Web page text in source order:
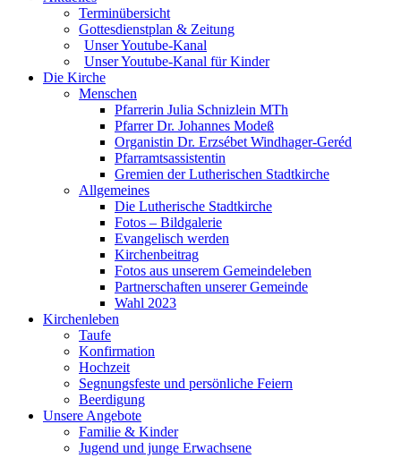
Terminübersicht
Gottesdienstplan & Zeitung
Unser Youtube-Kanal
Unser Youtube-Kanal für Kinder
Die Kirche
Menschen
Pfarrerin Julia Schnizlein MTh
Pfarrer Dr. Johannes Modeß
Organistin Dr. Erzsébet Windhager-Geréd
Pfarramtsassistentin
Gremien der Lutherischen Stadtkirche
Allgemeines
Die Lutherische Stadtkirche
Fotos – Bildgalerie
Evangelisch werden
Kirchenbeitrag
Fotos aus unserem Gemeindeleben
Partnerschaften unserer Gemeinde
Wahl 2023
Kirchenleben
Taufe
Konfirmation
Hochzeit
Segnungsfeste und persönliche Feiern
Beerdigung
Unsere Angebote
Familie & Kinder
Jugend und junge Erwachsene